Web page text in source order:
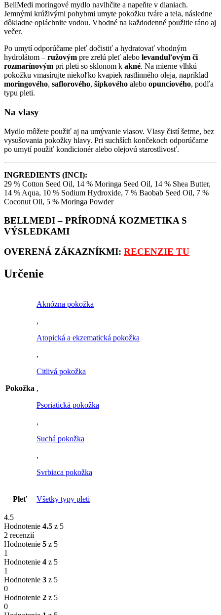
BellMedi moringové mydlo navlhčite a napeňte v dlaniach.
Jemnými krúživými pohybmi umyte pokožku tváre a tela, následne
dôkladne opláchnite vodou. Vhodné na každodenné použitie ráno aj
večer.
Po umytí odporúčame pleť dočistiť a hydratovať vhodným
hydrolátom – ružovým pre zrelú pleť alebo levanduľovým či
rozmarínovým pri pleti so sklonom k akné. Na mierne vlhkú
pokožku vmasírujte niekoľko kvapiek rastlinného oleja, napríklad
moringového, saflorového, šípkového alebo opunciového, podľa
typu pleti.
Na vlasy
Mydlo môžete použiť aj na umývanie vlasov. Vlasy čistí šetrne, bez
vysušovania pokožky hlavy. Pri suchších končekoch odporúčame
po umytí použiť kondicionér alebo olejovú starostlivosť.
INGREDIENTS (INCI):
29 % Cotton Seed Oil, 14 % Moringa Seed Oil, 14 % Shea Butter,
14 % Aqua, 10 % Sodium Hydroxide, 7 % Baobab Seed Oil, 7 %
Coconut Oil, 5 % Moringa Powder
BELLMEDI – PRÍRODNÁ KOZMETIKA S
VÝSLEDKAMI
OVERENÁ ZÁKAZNÍKMI: RECENZIE TU
Určenie
Pokožka
Aknózna pokožka
,
Atopická a ekzematická pokožka
,
Citlivá pokožka
,
Psoriatická pokožka
,
Suchá pokožka
,
Svrbiaca pokožka
Pleť Všetky typy pleti
4.5
Hodnotenie 4.5 z 5
2 recenzií
Hodnotenie 5 z 5
1
Hodnotenie 4 z 5
1
Hodnotenie 3 z 5
0
Hodnotenie 2 z 5
0